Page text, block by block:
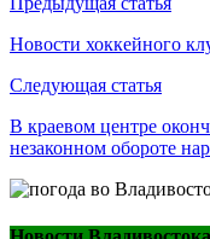
Навигация
по
записям
Новости хоккейного
Следующая статья
В краевом центре
незаконном обороте